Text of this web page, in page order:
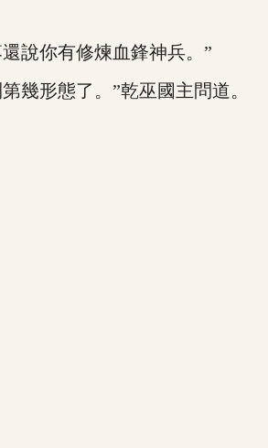
說你有修煉血鋒神兵。”
形態了。”乾巫國主問道。